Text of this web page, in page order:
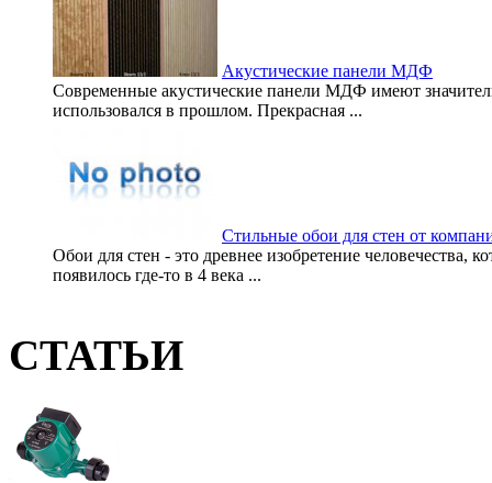
Акустические панели МДФ
Современные акустические панели МДФ имеют
использовался в прошлом. Прекрасная ...
Стильные обои для стен от
Обои для стен - это древнее изобретение
появилось где-то в 4 века ...
СТАТЬИ